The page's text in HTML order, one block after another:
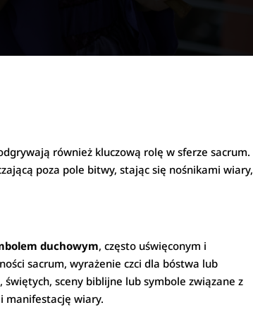
również kluczową rolę w sferze sacrum.
poza pole bitwy, stając się nośnikami wiary,
duchowym, często uświęconym i
sacrum, wyrażenie czci dla bóstwa lub
sceny biblijne lub symbole związane z
manifestację wiary.